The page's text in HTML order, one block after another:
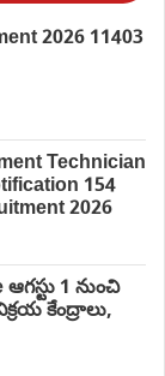
2026 11403
Technician
154
2026
1 నుంచి
కేంద్రాలు,